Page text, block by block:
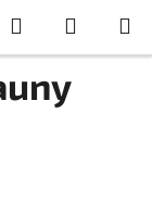
Hledat
KOŠÍK